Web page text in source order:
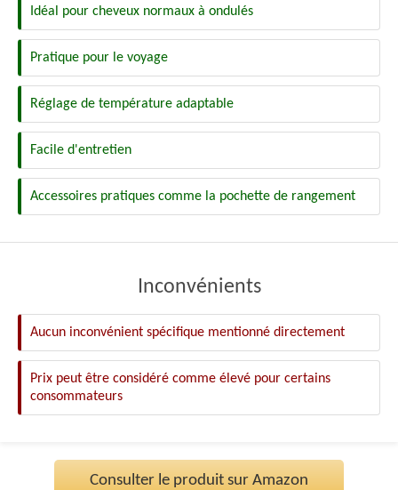
Idéal pour cheveux normaux à ondulés
Pratique pour le voyage
Réglage de température adaptable
Facile d'entretien
Accessoires pratiques comme la pochette de rangement
Inconvénients
Aucun inconvénient spécifique mentionné directement
Prix peut être considéré comme élevé pour certains
consommateurs
Consulter le produit sur Amazon